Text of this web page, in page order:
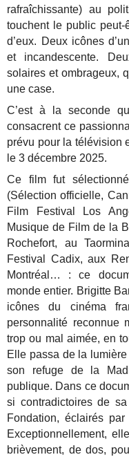
rafraîchissante) au
touchent le public
d’eux. Deux icônes
et incandescente.
solaires et ombrageux,
une case.
C’est à la seconde
consacrent ce
prévu pour la télévision
le 3 décembre 2025.
Ce film fut
(Sélection officielle,
Film Festival Los
Musique de Film de la
Rochefort, au
Festival Cadix, aux
Montréal… : ce
monde entier. Brigitte
icônes du cinéma
personnalité reconnue
trop ou mal aimée, en
Elle passa de la
son refuge de la
publique. Dans ce
si contradictoires de
Fondation, éclairés
Exceptionnellement,
brièvement, de dos,